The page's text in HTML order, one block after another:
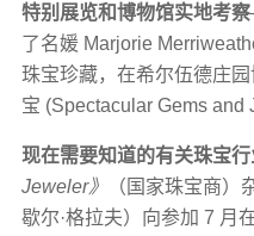
特别展览和博物馆实地考察
了名媛 Marjorie
珠宝珍藏，在希尔伍德庄
宝 (Spectacular Gems and
现在需要知道的有关珠宝
Jeweler》
（国家珠宝商）
歇尔·格拉夫）向参加 7 月